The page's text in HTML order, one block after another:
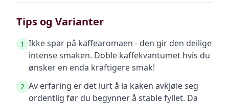
Tips og Varianter
1 Ikke spar på kaffearomaen - den gir den deilige
intense smaken. Doble kaffekvantumet hvis du
ønsker en enda kraftigere smak!
2 Av erfaring er det lurt å la kaken avkjøle seg
ordentlig før du begynner å stable fyllet. Da